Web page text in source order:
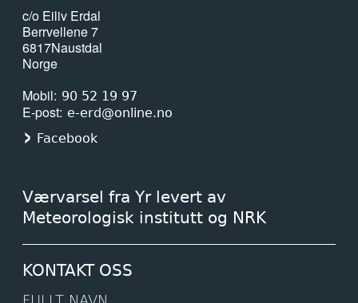
c/o Eiliv Erdal
Berrvellene 7
6817Naustdal
Norge
Mobil
90 52 19 97
E-post e-erd@online.no
Facebook
Værvarsel fra Yr levert av
Meteorologisk institutt og NRK
KONTAKT OSS